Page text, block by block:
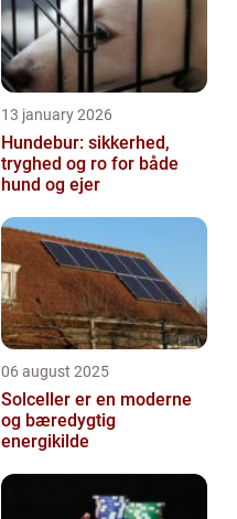
13 january 2026
Hundebur: sikkerhed,
tryghed og ro for både
hund og ejer
06 august 2025
Solceller er en moderne
og bæredygtig
energikilde